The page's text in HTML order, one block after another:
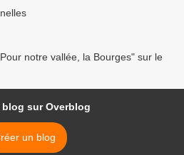
notre vallée, la Bourges" sur le
blog sur Overblog
un blog